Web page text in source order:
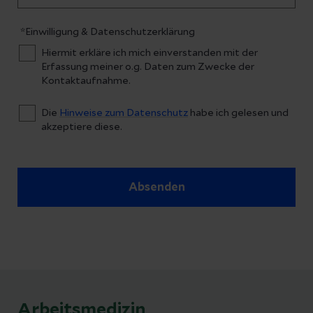
*Einwilligung & Datenschutzerklärung
Hiermit erkläre ich mich einverstanden mit der
Erfassung meiner o.g. Daten zum Zwecke der
Kontaktaufnahme.
Die Hinweise zum Datenschutz habe ich gelesen und
akzeptiere diese.
Absenden